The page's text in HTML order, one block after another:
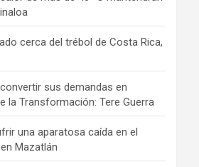
cerca del trébol de Costa Rica,
sus demandas en
la Transformación: Tere Guerra
una aparatosa caída en el
Mazatlán